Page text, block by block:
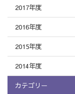
2017年度
2016年度
2015年度
2014年度
カテゴリー